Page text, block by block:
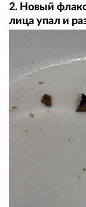
2. Новый
лица упал и